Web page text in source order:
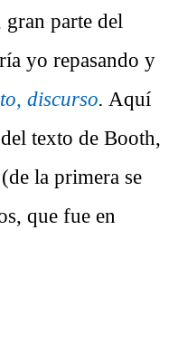
parte del
yo repasando y
discurso. Aquí
texto de Booth,
la primera se
que fue en